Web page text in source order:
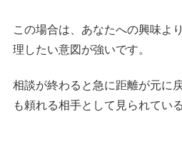
この場合は、あなたへの興味よ
理したい意図が強いです。
相談が終わると急に距離が元に
も頼れる相手として見られてい